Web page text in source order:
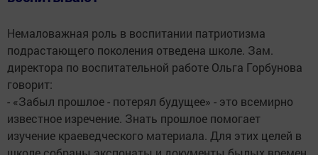
Немаловажная роль в воспитании патриотизма
подрастающего поколения отведена школе. Зам.
директора по воспитательной работе Ольга Горбунова
говорит:
- «Забыл прошлое - потерял будущее» - это всемирно
известное изречение. Знать прошлое помогает
изучение краеведческого материала. Для этих целей в